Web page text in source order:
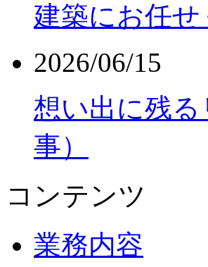
建築にお任
2026/06/15
想い出に残
事）
コンテンツ
業務内容